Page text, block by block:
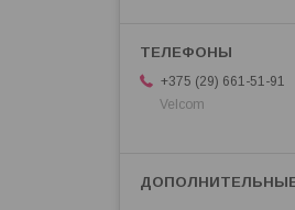
+375 (29) 661-51-91
Velcom